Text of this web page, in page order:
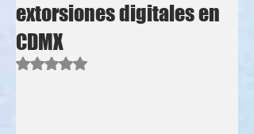
extorsiones digitales en
CDMX
Obtuvo NaN de 5 estrellas.